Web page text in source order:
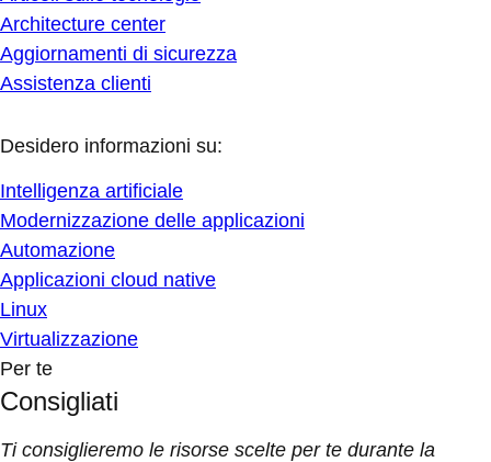
Architecture center
Aggiornamenti di sicurezza
Assistenza clienti
Desidero informazioni su:
Intelligenza artificiale
Modernizzazione delle applicazioni
Automazione
Applicazioni cloud native
Linux
Virtualizzazione
Per te
Consigliati
Ti consiglieremo le risorse scelte per te durante la